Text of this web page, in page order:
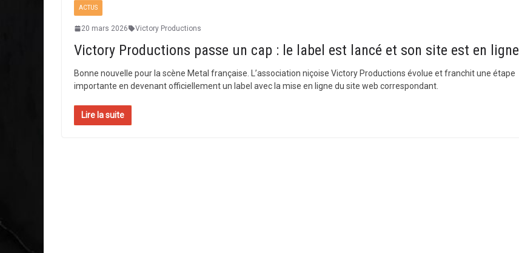
ACTUS
20 mars 2026 Victory Productions
Victory Productions passe un cap : le label est lancé et son site est en ligne
Bonne nouvelle pour la scène Metal française. L’association niçoise Victory Productions évolue et franchit une étape
importante en devenant officiellement un label avec la mise en ligne du site web correspondant.
Lire la suite